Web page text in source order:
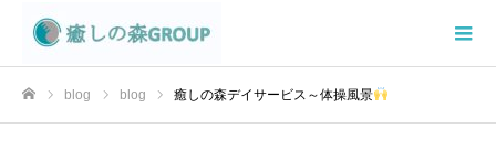
blog blog 癒しの森デイサービス～体操風景